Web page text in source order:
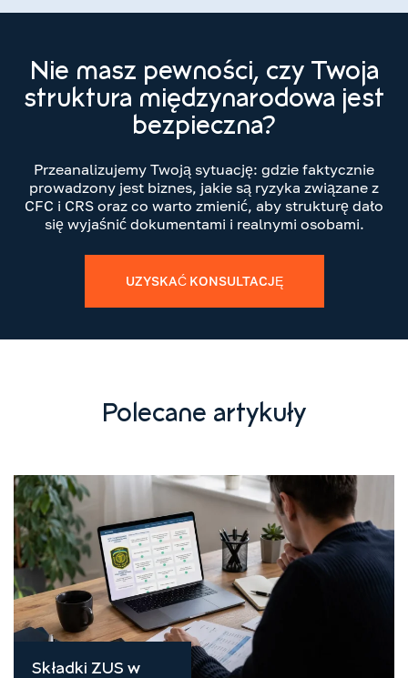
Nie masz pewności, czy Twoja
struktura międzynarodowa jest
bezpieczna?
Przeanalizujemy Twoją sytuację: gdzie faktycznie
prowadzony jest biznes, jakie są ryzyka związane z
CFC i CRS oraz co warto zmienić, aby strukturę dało
się wyjaśnić dokumentami i realnymi osobami.
UZYSKAĆ KONSULTACJĘ
Polecane artykuły
Składki ZUS w